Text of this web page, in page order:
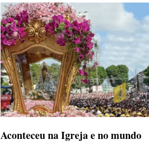
Aconteceu na Igreja e no mundo